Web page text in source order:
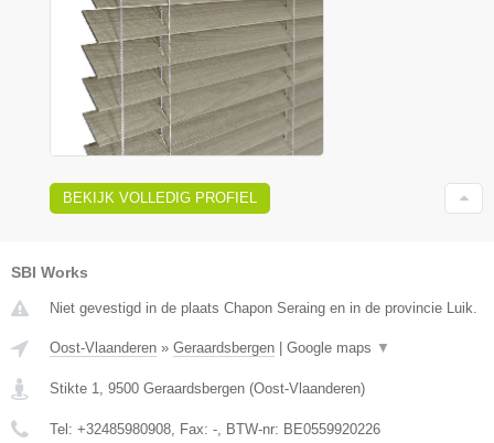
BEKIJK VOLLEDIG PROFIEL
SBI Works
Niet gevestigd in de plaats Chapon Seraing en in de provincie Luik.
Oost-Vlaanderen » Geraardsbergen | Google maps ▼
Stikte 1 9500 Geraardsbergen (Oost-Vlaanderen)
Tel: +32485980908 , Fax: - , BTW-nr: BE0559920226